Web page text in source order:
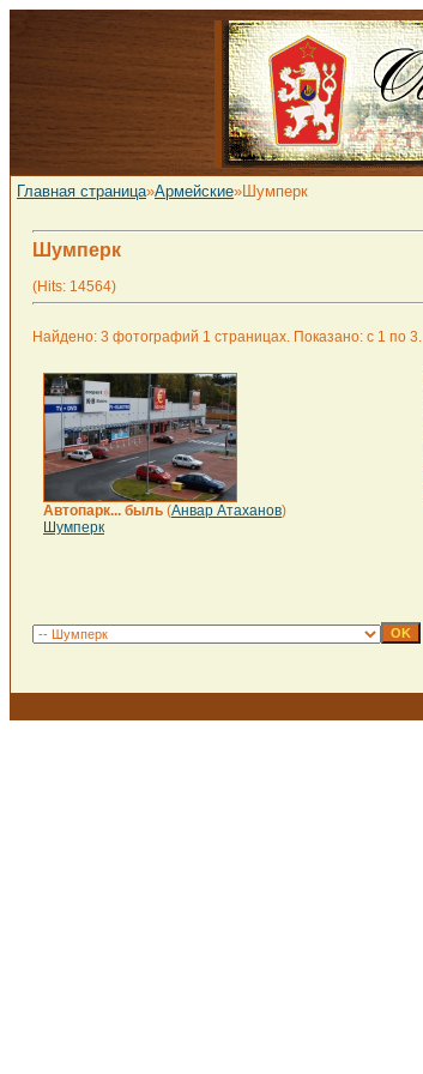
Главная страница»Армейские»Шумперк
Шумперк
(Hits: 14564)
Найдено: 3 фотографий 1 страницах. Показано: с 1 по 3.
Автопарк... быль (Анвар Атаханов)
Шумперк